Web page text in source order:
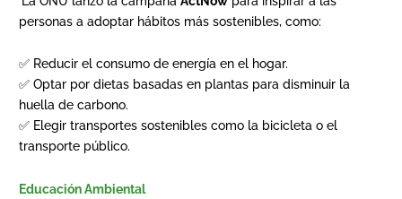
personas a adoptar hábitos más sostenibles, como:
✅ Reducir el consumo de energía en el hogar.
✅ Optar por dietas basadas en plantas para disminuir la
huella de carbono.
✅ Elegir transportes sostenibles como la bicicleta o el
transporte público.
Educación Ambiental